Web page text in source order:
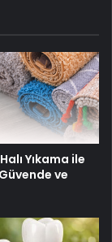
Yıkama ile
ve